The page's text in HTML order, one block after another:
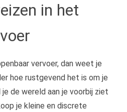
in het
vervoer, dan weet je
hoe rustgevend het is om je
de wereld aan je voorbij ziet
je kleine en discrete